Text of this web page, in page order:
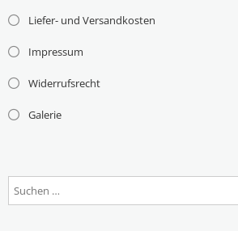
Liefer- und Versandkosten
Impressum
Widerrufsrecht
Galerie